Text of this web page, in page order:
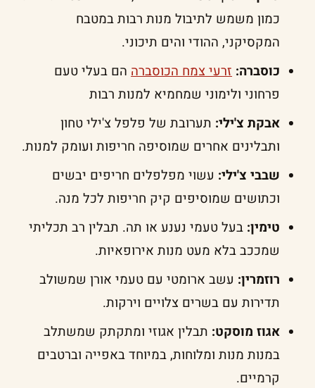
כמון משמש לתיבול מנות רבות במטבח
המקסיקני, ההודי והים תיכוני.
כוסברה: זרעי צמח הכוסברההם בעלי טעם
פרחוני ולימוני שמחמיא למנות רבות
אבקת צ'ילי: תערובת של פלפל צ'ילי טחון
ותבלינים אחרים שמוסיפה חריפות ועומק למנות.
שבבי צ'ילי: עשוי מפלפלים חריפים יבשים
וכתושים שמוסיפים קיק חריפות לכל מנה.
טימין: בעל טעמי נענע או תה. תבלין רב תכליתי
שמככב בלא מעט מנות אירופאיות.
רוזמרין: עשב ארומטי עם טעמי אורן שמשולב
תדירות עם בשרים צלויים וירקות.
אגוז מוסקט: תבלין אגוזי ומתקתק שמשתלב
במנות מנות ומלוחות, במיוחד באפייה וברטבים
קרמיים.